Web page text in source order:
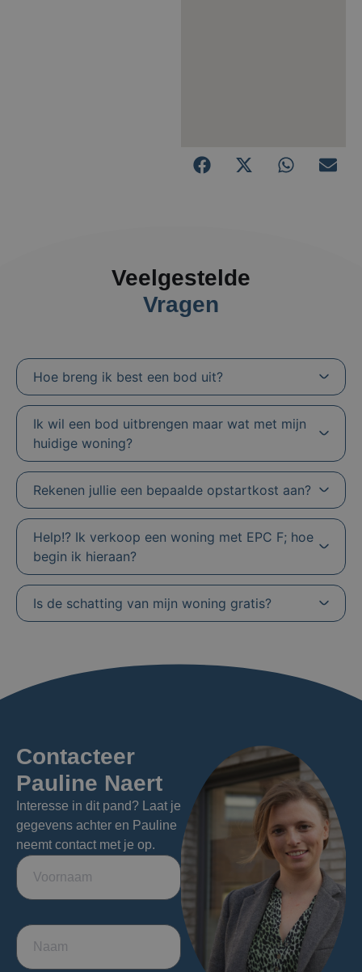
Veelgestelde
Vragen
Hoe breng ik best een bod uit?
Ik wil een bod uitbrengen maar wat met mijn
huidige woning?
Rekenen jullie een bepaalde opstartkost aan?
Help!? Ik verkoop een woning met EPC F; hoe
begin ik hieraan?
Is de schatting van mijn woning gratis?
Contacteer
Pauline Naert
Interesse in dit pand? Laat je
gegevens achter en Pauline
neemt contact met je op.